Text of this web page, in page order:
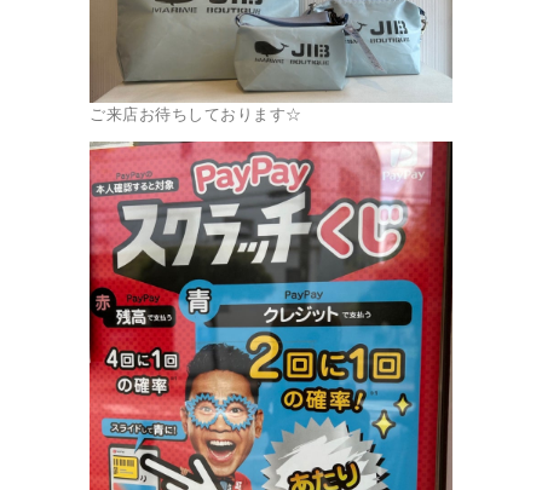
ご来店お待ちしております☆